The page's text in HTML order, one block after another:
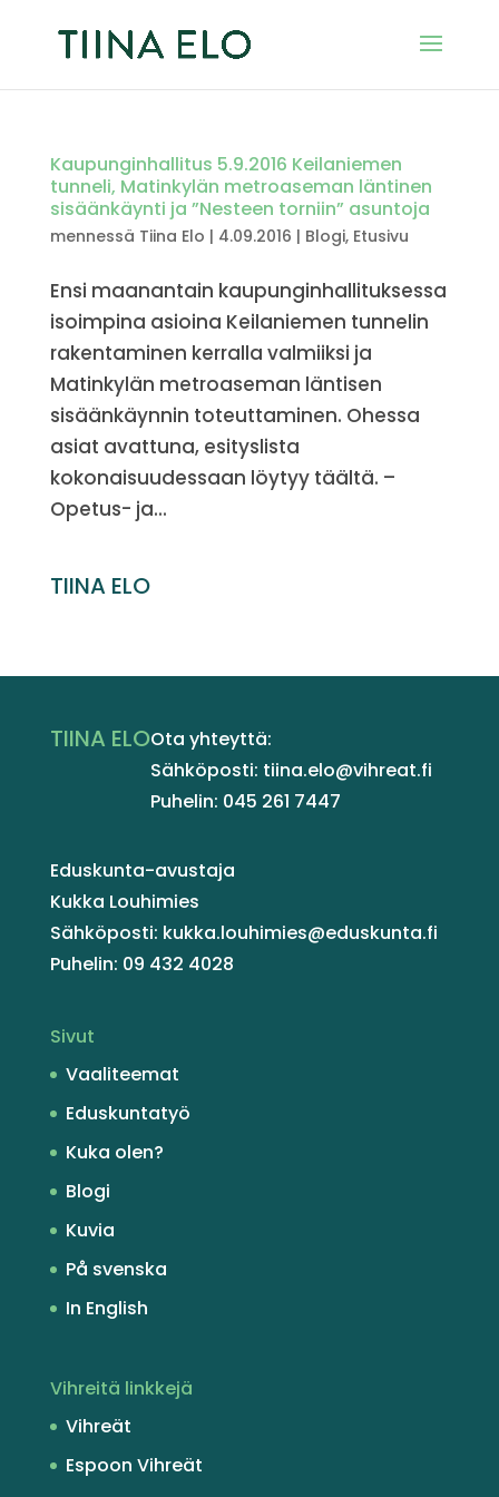
Kaupunginhallitus 5.9.2016 Keilaniemen
tunneli, Matinkylän metroaseman läntinen
sisäänkäynti ja ”Nesteen torniin” asuntoja
mennessä Tiina Elo | 4.09.2016 | Blogi, Etusivu
Ensi maanantain kaupunginhallituksessa
isoimpina asioina Keilaniemen tunnelin
rakentaminen kerralla valmiiksi ja
Matinkylän metroaseman läntisen
sisäänkäynnin toteuttaminen. Ohessa
asiat avattuna, esityslista
kokonaisuudessaan löytyy täältä. –
Opetus- ja...
TIINA ELO
TIINA ELOOta yhteyttä:
Sähköposti: tiina.elo@vihreat.fi
Puhelin: 045 261 7447
Eduskunta-avustaja
Kukka Louhimies
Sähköposti: kukka.louhimies@eduskunta.fi
Puhelin: 09 432 4028
Sivut
Vaaliteemat
Eduskuntatyö
Kuka olen?
Blogi
Kuvia
På svenska
In English
Vihreitä linkkejä
Vihreät
Espoon Vihreät